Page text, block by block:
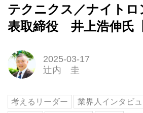
テクニクス／ナイト
表取締役 井上浩伸氏【
2025-03-17
辻内 圭
考えるリーダー 業界人インタビ